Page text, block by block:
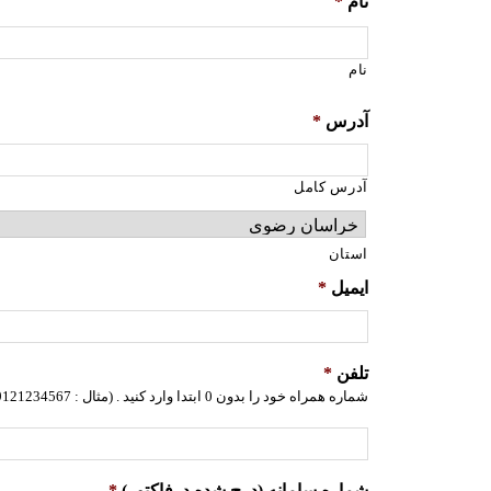
نام
آدرس *
آدرس کامل
استان
ایمیل *
تلفن *
شماره همراه خود را بدون 0 ابتدا وارد کنید . (مثال : 9121234567)